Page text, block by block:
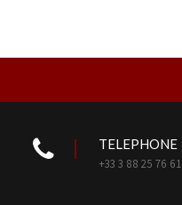
TELEPHONE
+33 3 88 25 76 61